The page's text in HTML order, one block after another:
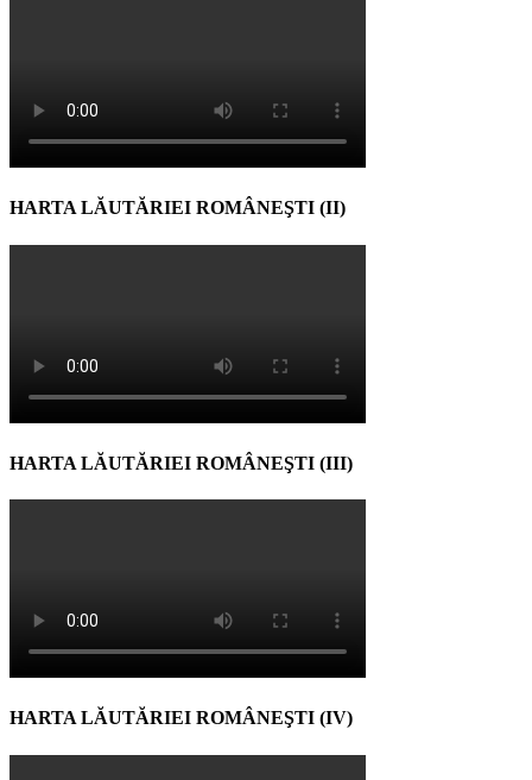
HARTA LĂUTĂRIEI ROMÂNEŞTI (II)
HARTA LĂUTĂRIEI ROMÂNEŞTI (III)
HARTA LĂUTĂRIEI ROMÂNEŞTI (IV)